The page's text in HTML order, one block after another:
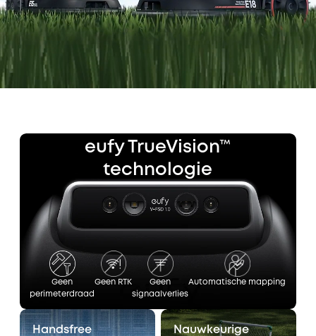
eufy TrueVision™
technologie
Geen
perimeterdraad
Geen RTK
Geen
signaalverlies
Automatische mapping
Handsfree
Nauwkeurige